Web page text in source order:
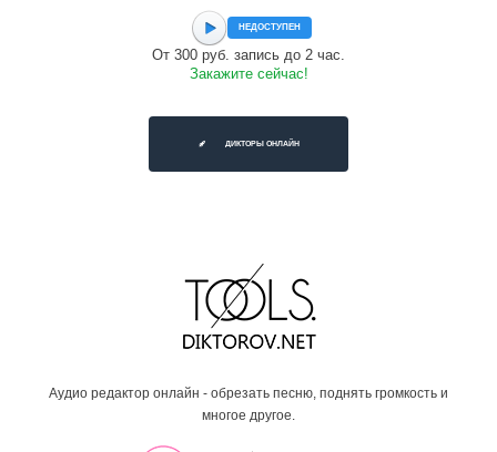
НЕДОСТУПЕН
От 300 руб. запись до 2 час.
Закажите сейчас!
ДИКТОРЫ ОНЛАЙН
Аудио редактор онлайн - обрезать песню, поднять громкость и
многое другое.